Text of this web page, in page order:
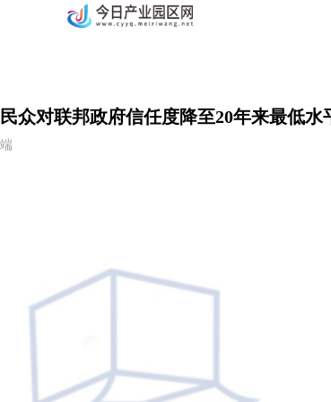
众对联邦政府信任度降至20年来最低水